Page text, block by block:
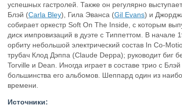
успешных гастролей. Также он регулярно
Блэй (Carla Bley), Гила Эванса (Gil Evans) и
собирает оркестр Soft On The Inside, с которым
диск импровизаций в дуэте с Типпеттом. В начале
орбиту небольшой электрический состав In Co-
трубач Клод Дэппа (Claude Deppa); руководит биг
Torville и Dean. Иногда играет в составе трио с
большинства его альбомов. Шеппард один из
времени.
Источники: